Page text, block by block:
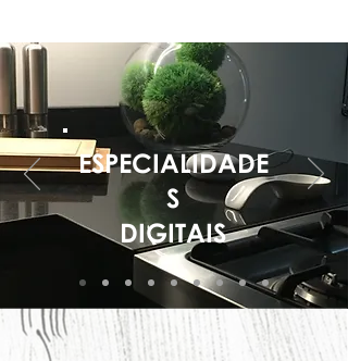
ESPECIALIDADE
S
DIGITAIS